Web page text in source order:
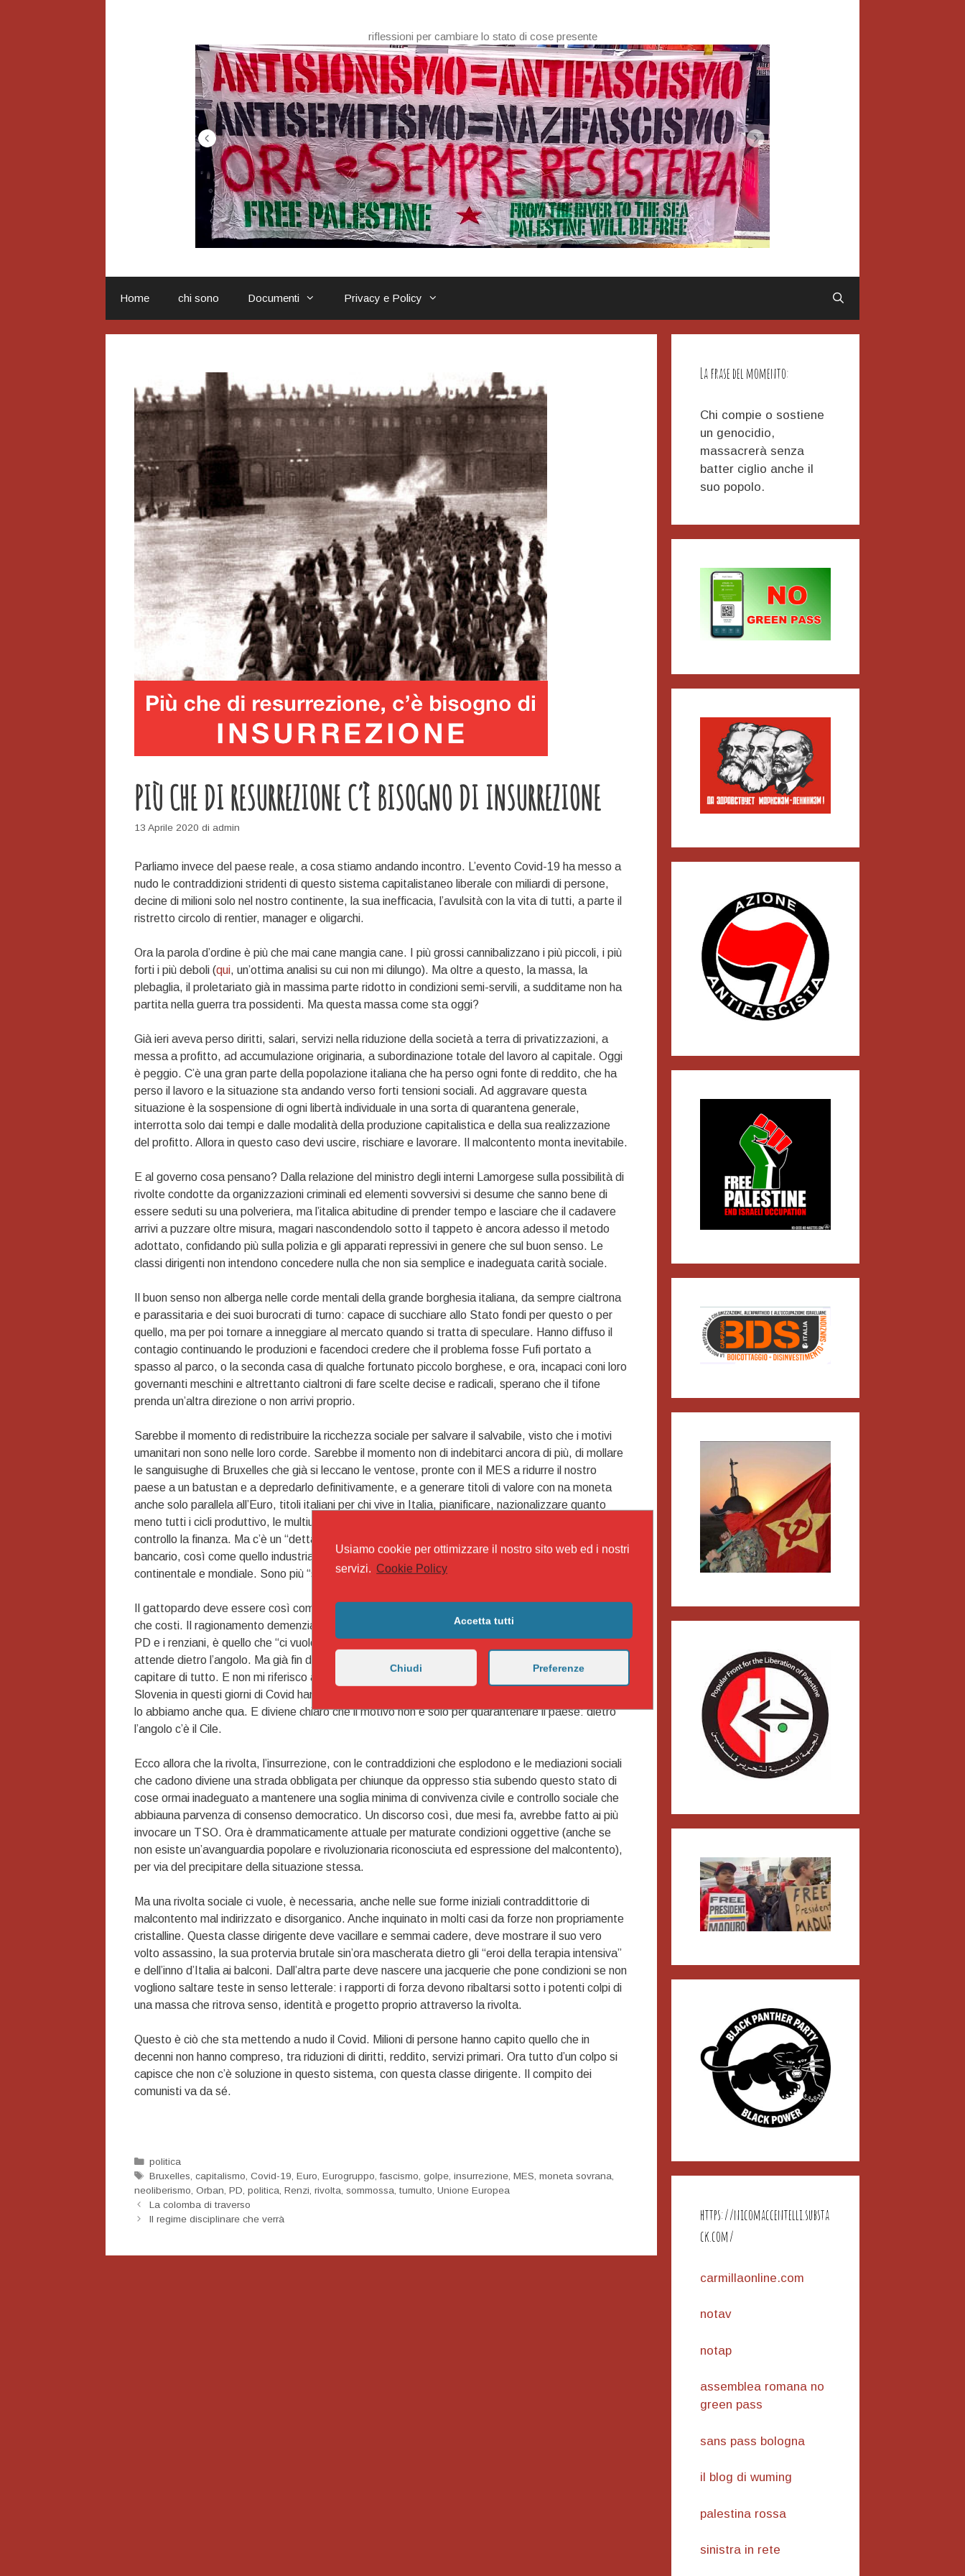
riflessioni per cambiare lo stato di cose presente
Home chi sono Documenti Privacy e Policy
PIÙ CHE DI RESURREZIONE C’È BISOGNO DI INSURREZIONE
13 Aprile 2020 di admin
Parliamo invece del paese reale, a cosa stiamo andando incontro. L’evento Covid-19 ha messo a
nudo le contraddizioni stridenti di questo sistema capitalistaneo liberale con miliardi di persone,
decine di milioni solo nel nostro continente, la sua inefficacia, l’avulsità con la vita di tutti, a parte il
ristretto circolo di rentier, manager e oligarchi.
Ora la parola d’ordine è più che mai cane mangia cane. I più grossi cannibalizzano i più piccoli, i più
forti i più deboli (qui, un’ottima analisi su cui non mi dilungo). Ma oltre a questo, la massa, la
plebaglia, il proletariato già in massima parte ridotto in condizioni semi-servili, a sudditame non ha
partita nella guerra tra possidenti. Ma questa massa come sta oggi?
Già ieri aveva perso diritti, salari, servizi nella riduzione della società a terra di privatizzazioni, a
messa a profitto, ad accumulazione originaria, a subordinazione totale del lavoro al capitale. Oggi
è peggio. C’è una gran parte della popolazione italiana che ha perso ogni fonte di reddito, che ha
perso il lavoro e la situazione sta andando verso forti tensioni sociali. Ad aggravare questa
situazione è la sospensione di ogni libertà individuale in una sorta di quarantena generale,
interrotta solo dai tempi e dalle modalità della produzione capitalistica e della sua realizzazione
del profitto. Allora in questo caso devi uscire, rischiare e lavorare. Il malcontento monta inevitabile.
E al governo cosa pensano? Dalla relazione del ministro degli interni Lamorgese sulla possibilità di
rivolte condotte da organizzazioni criminali ed elementi sovversivi si desume che sanno bene di
essere seduti su una polveriera, ma l’italica abitudine di prender tempo e lasciare che il cadavere
arrivi a puzzare oltre misura, magari nascondendolo sotto il tappeto è ancora adesso il metodo
adottato, confidando più sulla polizia e gli apparati repressivi in genere che sul buon senso. Le
classi dirigenti non intendono concedere nulla che non sia semplice e inadeguata carità sociale.
Il buon senso non alberga nelle corde mentali della grande borghesia italiana, da sempre cialtrona
e parassitaria e dei suoi burocrati di turno: capace di succhiare allo Stato fondi per questo o per
quello, ma per poi tornare a inneggiare al mercato quando si tratta di speculare. Hanno diffuso il
contagio continuando le produzioni e facendoci credere che il problema fosse Fufi portato a
spasso al parco, o la seconda casa di qualche fortunato piccolo borghese, e ora, incapaci coni loro
governanti meschini e altrettanto cialtroni di fare scelte decise e radicali, sperano che il tifone
prenda un’altra direzione o non arrivi proprio.
Sarebbe il momento di redistribuire la ricchezza sociale per salvare il salvabile, visto che i motivi
umanitari non sono nelle loro corde. Sarebbe il momento non di indebitarci ancora di più, di mollare
le sanguisughe di Bruxelles che già si leccano le ventose, pronte con il MES a ridurre il nostro
paese a un batustan e a depredarlo definitivamente, e a generare titoli di valore con na moneta
anche solo parallela all’Euro, titoli italiani per chi vive in Italia, pianificare, nazionalizzare quanto
meno tutti i cicli produttivo, le multiutilities che oggi fanno funzionare il paese, mettere sotto
controllo la finanza. Ma c’è un “dettaglio”: la classe dirigente, la finanza italiana, il sistema
bancario, così come quello industriale è legato per investimentie partecipazioni alla finanza
continentale e mondiale. Sono più “sabaudi” di Cavour.
Il gattopardo deve essere così com’è, come è stato fissato a Maastricht e a Lisbona. Costi quel
che costi. Il ragionamento demenziale, che soprattutto si tramanda a sinistra con i dem(enziali)
PD e i renziani, è quello che “ci vuole” per mandare tutto a schifio. Noi non sappiamo cosa ci
attende dietro l’angolo. Ma già fin da adesso possiamo dire che nell’Europa euroliberale può
capitare di tutto. E non mi riferisco ai soli eurosovranisti alla Orban che in Ungheria, ma anche in
Slovenia in questi giorni di Covid hanno fatto veri e propri golpe fascisti: l’esercito per le strade ora
lo abbiamo anche qua. E diviene chiaro che il motivo non è solo per quarantenare il paese: dietro
l’angolo c’è il Cile.
Ecco allora che la rivolta, l’insurrezione, con le contraddizioni che esplodono e le mediazioni sociali
che cadono diviene una strada obbligata per chiunque da oppresso stia subendo questo stato di
cose ormai inadeguato a mantenere una soglia minima di convivenza civile e controllo sociale che
abbiauna parvenza di consenso democratico. Un discorso così, due mesi fa, avrebbe fatto ai più
invocare un TSO. Ora è drammaticamente attuale per maturate condizioni oggettive (anche se
non esiste un’avanguardia popolare e rivoluzionaria riconosciuta ed espressione del malcontento),
per via del precipitare della situazione stessa.
Ma una rivolta sociale ci vuole, è necessaria, anche nelle sue forme iniziali contraddittorie di
malcontento mal indirizzato e disorganico. Anche inquinato in molti casi da forze non propriamente
cristalline. Questa classe dirigente deve vacillare e semmai cadere, deve mostrare il suo vero
volto assassino, la sua protervia brutale sin’ora mascherata dietro gli “eroi della terapia intensiva”
e dell’inno d’Italia ai balconi. Dall’altra parte deve nascere una jacquerie che pone condizioni se non
vogliono saltare teste in senso letterale: i rapporti di forza devono ribaltarsi sotto i potenti colpi di
una massa che ritrova senso, identità e progetto proprio attraverso la rivolta.
Questo è ciò che sta mettendo a nudo il Covid. Milioni di persone hanno capito quello che in
decenni non hanno compreso, tra riduzioni di diritti, reddito, servizi primari. Ora tutto d’un colpo si
capisce che non c’è soluzione in questo sistema, con questa classe dirigente. Il compito dei
comunisti va da sé.
Categorie
politica
Tag
Bruxelles ,capitalismo ,Covid-19 ,Euro ,Eurogruppo ,fascismo ,golpe ,insurrezione ,MES ,moneta sovrana
neoliberismo Orban PD politica Renzi rivolta sommossa tumulto Unione Europea
Navigazione
articolo
La colomba di traverso
Il regime disciplinare che verrà
La frase del momento:
Chi compie o sostiene
un genocidio,
massacrerà senza
batter ciglio anche il
suo popolo.
https://nicomaccentelli.substa
ck.com/
carmillaonline.com
notav
notap
assemblea romana no
green pass
sans pass bologna
il blog di wuming
palestina rossa
sinistra in rete
Usiamo cookie per ottimizzare il nostro sito web ed i nostri
servizi. Cookie Policy
Accetta tutti
Chiudi Preferenze